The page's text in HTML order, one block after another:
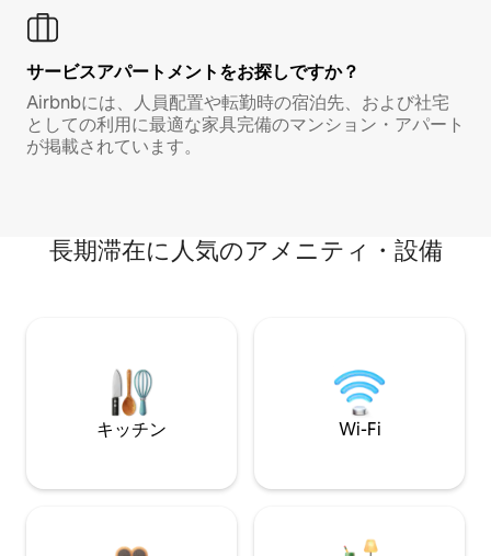
サービスアパートメントをお探しですか？
Airbnbには、人員配置や転勤時の宿泊先、および社宅
としての利用に最適な家具完備のマンション・アパート
が掲載されています。
長期滞在に人気のアメニティ・設備
キッチン Wi-Fi